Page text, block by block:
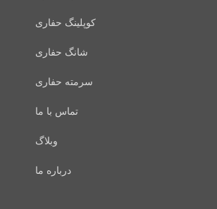
کوپلینگ حفاری
شانگ حفاری
سرمته حفاری
تماس با ما
وبلاگ
درباره ما